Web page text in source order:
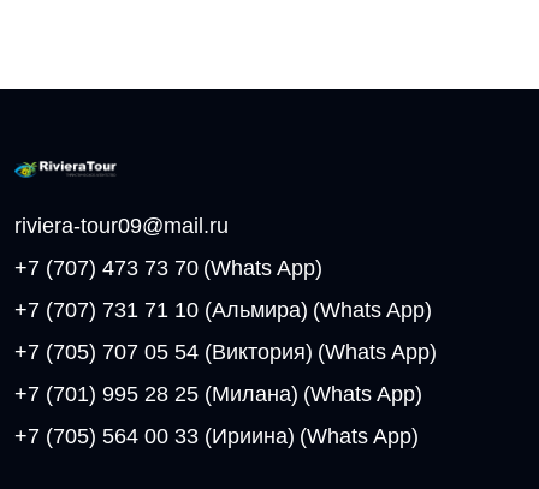
riviera-tour09@mail.ru
+7 (707) 473 73 70 (Whats App)
+7 (707) 731 71 10 (Альмира) (Whats App)
+7 (705) 707 05 54 (Виктория) (Whats App)
+7 (701) 995 28 25 (Милана) (Whats App)
+7 (705) 564 00 33 (Ириина) (Whats App)